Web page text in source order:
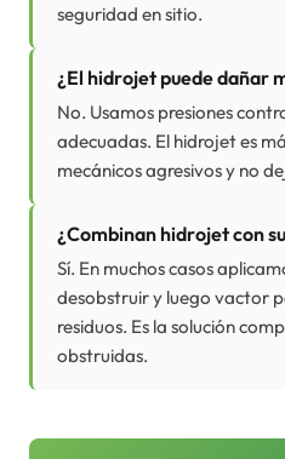
seguridad en sitio.
¿El hidrojet puede dañar
No. Usamos presiones
adecuadas. El hidrojet es
mecánicos agresivos y no
¿Combinan hidrojet con
Sí. En muchos casos
desobstruir y luego vactor
residuos. Es la solución
obstruidas.